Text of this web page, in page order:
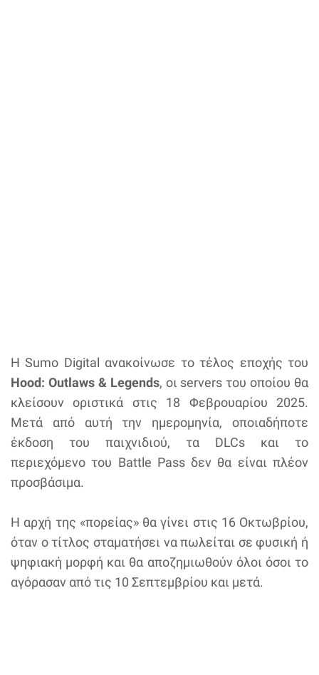
Η Sumo Digital ανακοίνωσε το τέλος εποχής του
Hood: Outlaws & Legends, οι servers του οποίου θα
κλείσουν οριστικά στις 18 Φεβρουαρίου 2025.
Μετά από αυτή την ημερομηνία, οποιαδήποτε
έκδοση του παιχνιδιού, τα DLCs και το
περιεχόμενο του Battle Pass δεν θα είναι πλέον
προσβάσιμα.
Η αρχή της «πορείας» θα γίνει στις 16 Οκτωβρίου,
όταν ο τίτλος σταματήσει να πωλείται σε φυσική ή
ψηφιακή μορφή και θα αποζημιωθούν όλοι όσοι το
αγόρασαν από τις 10 Σεπτεμβρίου και μετά.